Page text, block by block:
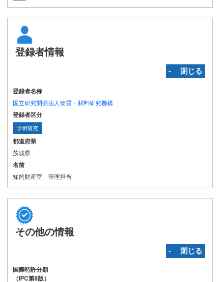
登録者情報
‐ 閉じる
登録者名称
国立研究開発法人物質・材料研究機構
登録者区分
学術研究
都道府県
茨城県
名前
知的財産室 管理担当
その他の情報
‐ 閉じる
国際特許分類
（IPC第8版）